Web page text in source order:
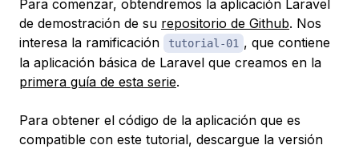
Para comenzar, obtendremos la aplicación Laravel
de demostración de su repositorio de Github. Nos
interesa la ramificación
tutorial-01 , que contiene
la aplicación básica de Laravel que creamos en la
primera guía de esta serie.
Para obtener el código de la aplicación que es
compatible con este tutorial, descargue la versión